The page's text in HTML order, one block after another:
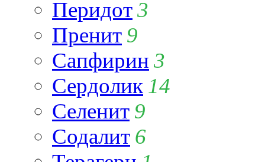
Перидот3
Пренит 9
Сапфирин 3
Сердолик 14
Селенит 9
Содалит 6